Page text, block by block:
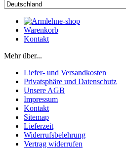
Warenkorb
Kontakt
Mehr über...
Liefer- und Versandkosten
Privatsphäre und Datenschutz
Unsere AGB
Impressum
Kontakt
Sitemap
Lieferzeit
Widerrufsbelehrung
Vertrag widerrufen